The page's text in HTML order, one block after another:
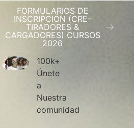
FORMULARIOS DE
INSCRIPCIÓN (CRE-
TIRADORES &
CARGADORES) CURSOS
2026
100k+
Únete
a
Nuestra
comunidad